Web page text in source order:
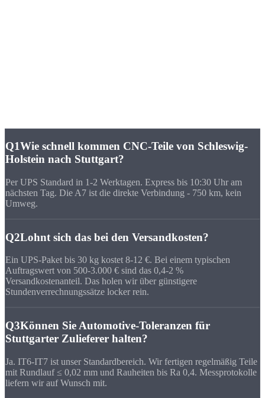
Q1Wie schnell kommen CNC-Teile von Schleswig-
Holstein nach Stuttgart?
Per UPS Standard in 1-2 Werktagen. Express bis 10:30 Uhr am
nächsten Tag. Die A7 ist die direkte Verbindung - 750 km, kein
Umweg.
Q2Lohnt sich das bei den Versandkosten?
Ein UPS-Paket bis 30 kg kostet 8-12 €. Bei einem typischen
Auftragswert von 500-3.000 € sind das 0,4-2 %
Versandkostenanteil. Das holen wir über günstigere
Stundenverrechnungssätze locker rein.
Q3Können Sie Automotive-Toleranzen für
Stuttgarter Zulieferer halten?
Ja. IT6-IT7 ist unser Standardbereich. Wir fertigen regelmäßig Teile
mit Rundlauf ≤ 0,02 mm und Rauheiten bis Ra 0,4. Messprotokolle
liefern wir auf Wunsch mit.